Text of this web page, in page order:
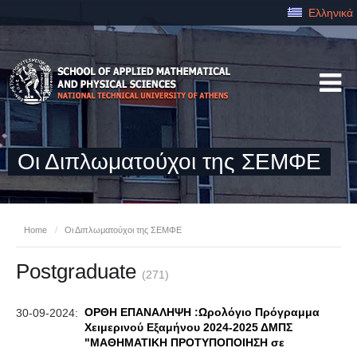
Ελληνικά
Οι Διπλωματούχοι της ΣΕΜΦΕ
Home / Οι Διπλωματούχοι της ΣΕΜΦΕ
Postgraduate (271)
30-09-2024: ΟΡΘΗ ΕΠΑΝΑΛΗΨΗ :Ωρολόγιο Πρόγραμμα
Χειμερινού Εξαμήνου 2024-2025 ΔΜΠΣ
"ΜΑΘΗΜΑΤΙΚΗ ΠΡΟΤΥΠΟΠΟΙΗΣΗ σε